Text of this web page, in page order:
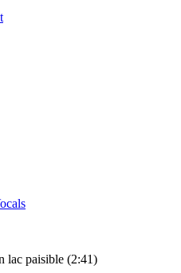
lac paisible (2:41)